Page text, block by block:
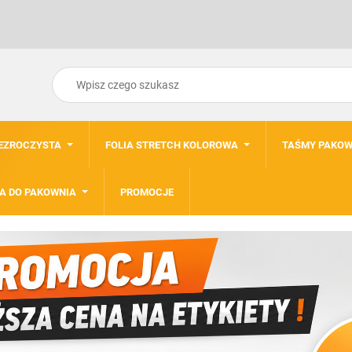
FOLIA STRETCH KOLOROWA TAŚMY
DO PAKOWNIA PROMOCJE